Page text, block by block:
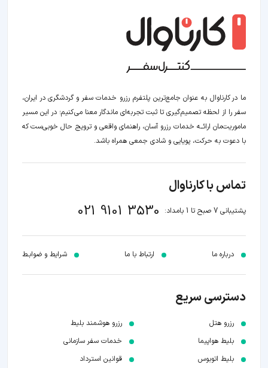
ما در کارناوال به عنوان جامع‌ترین پلتفرم رزرو خدمات سفر و گردشگری در ایران،
سفر را از لحظه‌ تصمیم‌گیری تا ثبت تجربه‌ای ماندگار معنا می‌کنیم؛ در این مسیر‍
ماموریت‌مان اراﺋــﻪ خدمات رزرو آسان، راهنمای واقعی و ترویج حال خوبی‌ست که
با دعوت به حرکت، پویایی و شادی جمعی همراه باشد.
تماس با کارناوال
پشتیبانی 7 صبح تا 1 بامداد: 021 9101 3530
درباره ما ارتباط با ما شرایط و ضوابـط
دسترسی سریع
رزرو هتل
بلیط هواپیما
بلیط اتوبوس
رزرو هوشمند بلیط
خدمات سفر سازمانی
قوانین استرداد